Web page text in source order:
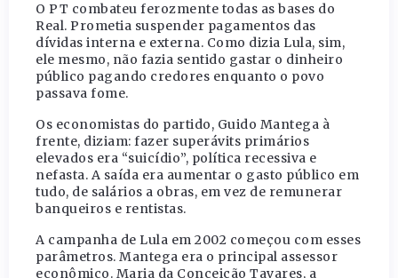
O PT combateu ferozmente todas as bases do
Real. Prometia suspender pagamentos das
dívidas interna e externa. Como dizia Lula, sim,
ele mesmo, não fazia sentido gastar o dinheiro
público pagando credores enquanto o povo
passava fome.
Os economistas do partido, Guido Mantega à
frente, diziam: fazer superávits primários
elevados era “suicídio”, política recessiva e
nefasta. A saída era aumentar o gasto público em
tudo, de salários a obras, em vez de remunerar
banqueiros e rentistas.
A campanha de Lula em 2002 começou com esses
parâmetros. Mantega era o principal assessor
econômico. Maria da Conceição Tavares, a